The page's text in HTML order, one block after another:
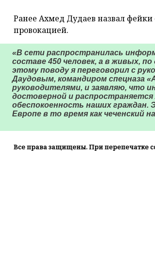
Ранее Ахмед Дудаев назвал
провокацией.
«В сети распространилась
составе 450 человек, а в живых,
этому поводу я переговорил с
Даудовым, командиром спецназа
руководителями, и заявляю, что
достоверной и
обеспокоенность наших граждан.
Европе в то время как чеченский
Все права защищены. При перепечатке